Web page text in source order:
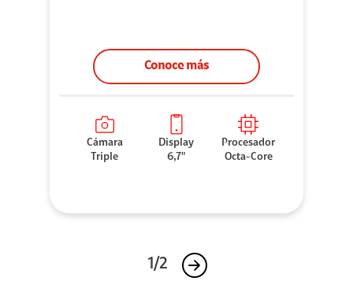
Conoce más
Cámara
Triple
Display
6,7"
Procesador
Octa-Core
1/2